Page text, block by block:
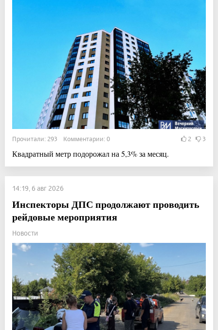
Прочитали: 293 Комментарии: 0 2 3
Квадратный метр подорожал на 5,3% за месяц.
14:19, 6 авг 2026
Инспекторы ДПС продолжают проводить
рейдовые мероприятия
Новости